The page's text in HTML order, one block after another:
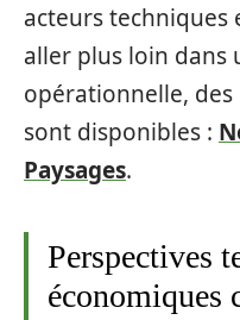
acteurs
aller plus loin dans
opérationnelle, des
sont disponibles :
Paysages.
Perspectives
économiques